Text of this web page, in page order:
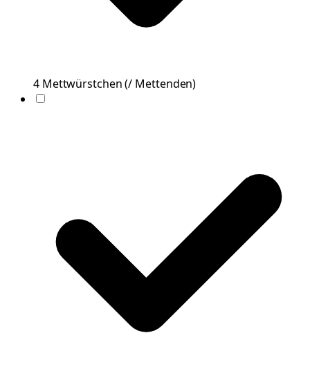
4 Mettwürstchen (/ Mettenden)